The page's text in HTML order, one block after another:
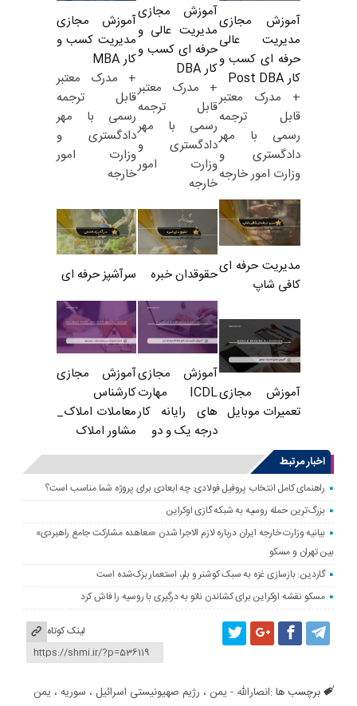
آموزش مجازی
مدیریت عالی
حرفه ای کسب و
کار Post DBA
+ مدرک معتبر
قابل ترجمه
رسمی با مهر
دادگستری و
وزارت امور خارجه
آموزش مجازی
مدیریت عالی و
حرفه ای کسب و
کار DBA
+ مدرک معتبر
قابل ترجمه
رسمی با مهر
دادگستری و
وزارت امور
خارجه
آموزش مجازی
مدیریت کسب و
کار MBA
+ مدرک معتبر
قابل ترجمه
رسمی با مهر
دادگستری و
وزارت امور
خارجه
مدیریت حرفه ای
کافی شاپ
حقوقدان خبره سرآشپز حرفه ای
آموزش مجازی
تعمیرات موبایل
آموزش مجازی
ICDL مهارت
های رایانه کار
درجه یک و دو
آموزش مجازی
کارشناس
معاملات املاک_
مشاور املاک
اخبار مرتبط
راهنمای کامل انتخاب پروفیل فولادی: چه ابعادی برای پروژه شما مناسب است؟
بزرگ‌ترین حمله روسیه به شبکه گازی اوکراین
بیانیه وزارت خارجه ایران درباره لازم‌ الاجرا شدن «معاهده مشارکت جامع راهبردی»
بین تهران و مسکو
گاردین: بازسازی غزه به سبک کوشنر و بلر، استعمار بزک‌شده است
مسکو نقشه اوکراین برای کشاندن ناتو به درگیری با روسیه را فاش کرد
لینک کوتاه
برچسب ها :انصارالله - یمن ، رژیم صهیونیستی اسرائیل ، سوریه ، یمن